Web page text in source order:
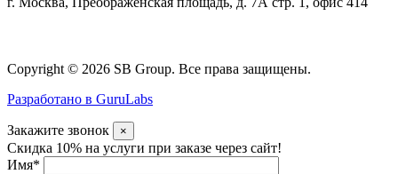
Copyright © 2026 SB Group. Все права защищены.
Разработано в GuruLabs
Закажите звонок ×
Скидка 10% на услуги при заказе через сайт!
Имя*